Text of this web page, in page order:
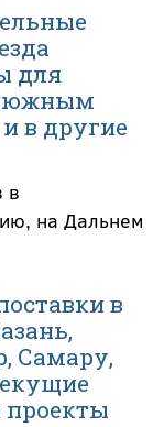
для
южным
в другие
в
на Дальнем
в
Самару,
проекты